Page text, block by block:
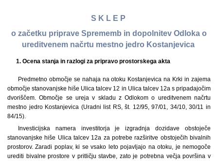
S K L E P
o začetku priprave Sprememb in dopolnitev Odloka o
ureditvenem načrtu mestno jedro Kostanjevica
1. Ocena stanja in razlogi za pripravo prostorskega akta
Predmetno območje se nahaja na otoku Kostanjevica na Krki in zajema
območje stanovanjske hiše Ulica talcev 12 in Ulica talcev 12a s pripadajočim
dvoriščem. Območje se ureja v skladu z Odlokom o ureditvenem načrtu
mestno jedro Kostanjevica (Uradni list RS, št. 12/95, 97/01, 34/10, 30/11 in
84/15).
Investicijska namera investitorja je izgradnja dozidave obstoječe
stanovanjske hiše Ulica talcev 12a za potrebe razširitve obstoječih bivalnih
prostorov. Zaradi poplav, ki se vsako leto pojavljajo na otoku, je nemogoče
urediti bivalne prostore v pritličju stavbe, zato je potrebna večja površina v